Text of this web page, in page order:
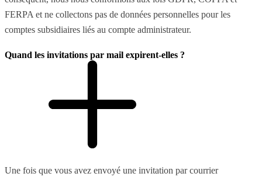
FERPA et ne collectons pas de données personnelles pour les
comptes subsidiaires liés au compte administrateur.
Quand les invitations par mail expirent-elles ?
Une fois que vous avez envoyé une invitation par courrier